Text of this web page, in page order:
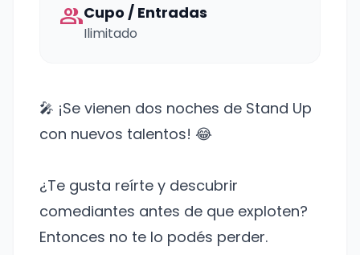
groupCupo / Entradas
Ilimitado
🎤 ¡Se vienen dos noches de Stand Up
con nuevos talentos! 😂
¿Te gusta reírte y descubrir
comediantes antes de que exploten?
Entonces no te lo podés perder.